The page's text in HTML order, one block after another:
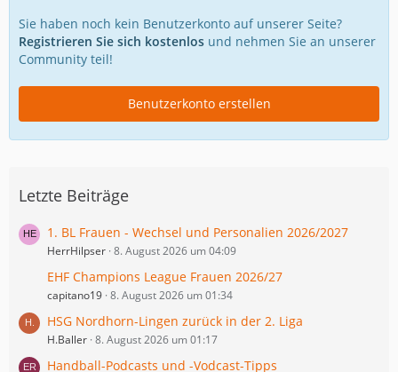
Sie haben noch kein Benutzerkonto auf unserer Seite?
Registrieren Sie sich kostenlos und nehmen Sie an unserer
Community teil!
Benutzerkonto erstellen
Letzte Beiträge
1. BL Frauen - Wechsel und Personalien 2026/2027
HerrHilpser 8. August 2026 um 04:09
EHF Champions League Frauen 2026/27
capitano19 8. August 2026 um 01:34
HSG Nordhorn-Lingen zurück in der 2. Liga
H.Baller 8. August 2026 um 01:17
Handball-Podcasts und -Vodcast-Tipps